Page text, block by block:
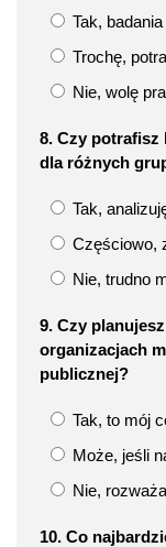
Tak,
Trochę,
Nie, wolę
8. Czy potrafisz
dla różnych
Tak,
Częściowo,
Nie, trudno
9. Czy
organizacjach
publicznej?
Tak, to mój
Może, jeśli
Nie,
10. Co